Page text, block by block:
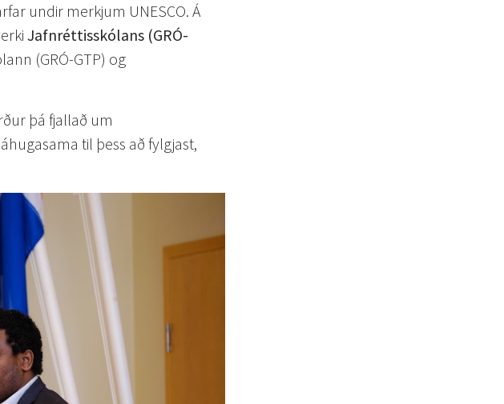
undir merkjum UNESCO. Á
Jafnréttisskólans (GRÓ-
(GRÓ-GTP) og
þá fjallað um
til þess að fylgjast,